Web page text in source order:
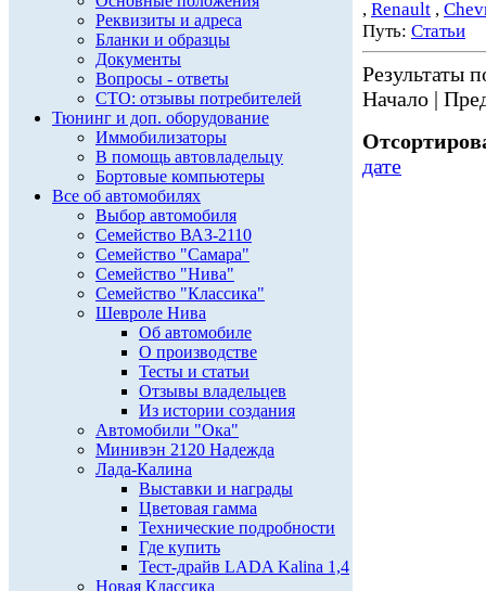
Реквизиты и адреса
Бланки и образцы
Документы
Вопросы - ответы
СТО: отзывы потребителей
Тюнинг и доп. оборудование
Иммобилизаторы
В помощь автовладельцу
Бортовые компьютеры
Все об автомобилях
Выбор автомобиля
Семейство ВАЗ-2110
Семейство "Самара"
Семейство "Нива"
Семейство "Классика"
Шевроле Нива
Об автомобиле
О производстве
Тесты и статьи
Отзывы владельцев
Из истории создания
Автомобили "Ока"
Минивэн 2120 Надежда
Лада-Калина
Выставки и награды
Цветовая гамма
Технические подробности
Где купить
Тест-драйв LADA Kalina 1,4
Новая Классика
, Renault ,
Путь: Статьи
Результаты
Начало |
дате